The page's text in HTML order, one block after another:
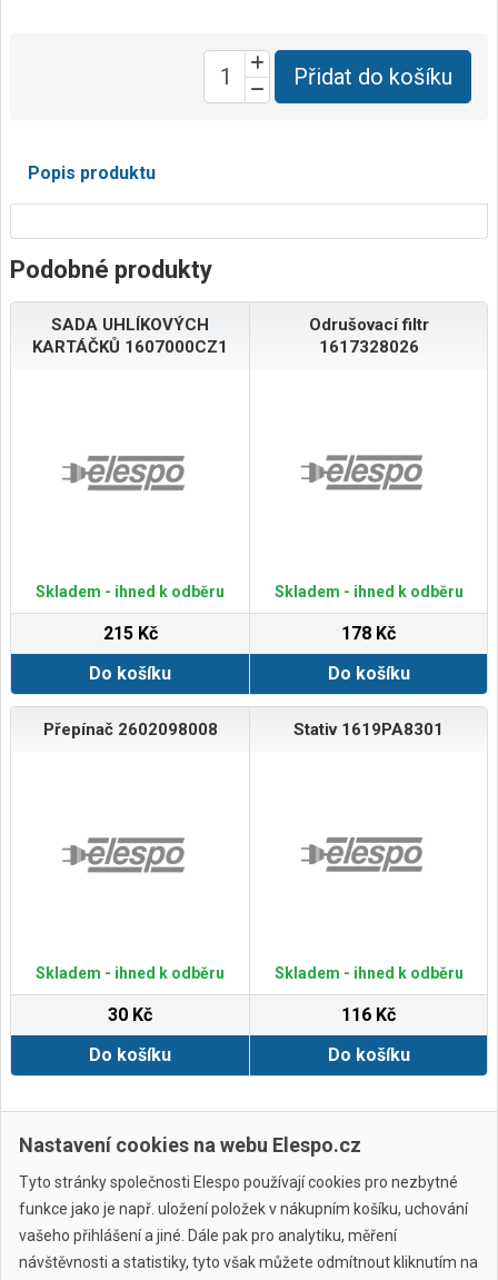
Přidat do košíku
Popis produktu
Podobné produkty
SADA UHLÍKOVÝCH
KARTÁČKŮ 1607000CZ1
Skladem - ihned k odběru
215 Kč
Do košíku
Odrušovací filtr
1617328026
Skladem - ihned k odběru
178 Kč
Do košíku
Přepínač 2602098008
Skladem - ihned k odběru
30 Kč
Do košíku
Stativ 1619PA8301
Skladem - ihned k odběru
116 Kč
Do košíku
Zobrazit další
Nastavení cookies na webu Elespo.cz
Tyto stránky společnosti Elespo používají cookies pro nezbytné
funkce jako je např. uložení položek v nákupním košíku, uchování
vašeho přihlášení a jiné. Dále pak pro analytiku, měření
návštěvnosti a statistiky, tyto však můžete odmítnout kliknutím na